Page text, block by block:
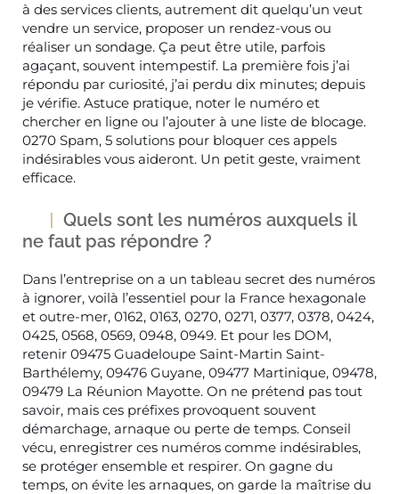
à des services clients, autrement dit quelqu’un veut
vendre un service, proposer un rendez-vous ou
réaliser un sondage. Ça peut être utile, parfois
agaçant, souvent intempestif. La première fois j’ai
répondu par curiosité, j’ai perdu dix minutes; depuis
je vérifie. Astuce pratique, noter le numéro et
chercher en ligne ou l’ajouter à une liste de blocage.
0270 Spam, 5 solutions pour bloquer ces appels
indésirables vous aideront. Un petit geste, vraiment
efficace.
Quels sont les numéros auxquels il
ne faut pas répondre ?
Dans l’entreprise on a un tableau secret des numéros
à ignorer, voilà l’essentiel pour la France hexagonale
et outre-mer, 0162, 0163, 0270, 0271, 0377, 0378, 0424,
0425, 0568, 0569, 0948, 0949. Et pour les DOM,
retenir 09475 Guadeloupe Saint-Martin Saint-
Barthélemy, 09476 Guyane, 09477 Martinique, 09478,
09479 La Réunion Mayotte. On ne prétend pas tout
savoir, mais ces préfixes provoquent souvent
démarchage, arnaque ou perte de temps. Conseil
vécu, enregistrer ces numéros comme indésirables,
se protéger ensemble et respirer. On gagne du
temps, on évite les arnaques, on garde la maîtrise du